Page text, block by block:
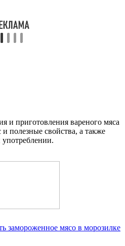
и приготовления вареного мяса
полезные свойства, а также
употреблении.
замороженное мясо в морозилке